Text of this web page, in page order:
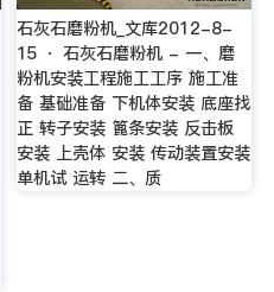
石灰石磨粉机_文库2012-8-
15 · 石灰石磨粉机 - 一、磨
粉机安装工程施工工序 施工准
备 基础准备 下机体安装 底座找
正 转子安装 篦条安装 反击板
安装 上壳体 安装 传动装置安装
单机试 运转 二、质